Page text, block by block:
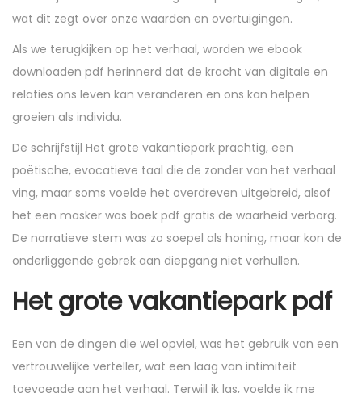
wat dit zegt over onze waarden en overtuigingen.
Als we terugkijken op het verhaal, worden we ebook
downloaden pdf herinnerd dat de kracht van digitale en
relaties ons leven kan veranderen en ons kan helpen
groeien als individu.
De schrijfstijl Het grote vakantiepark prachtig, een
poëtische, evocatieve taal die de zonder van het verhaal
ving, maar soms voelde het overdreven uitgebreid, alsof
het een masker was boek pdf gratis de waarheid verborg.
De narratieve stem was zo soepel als honing, maar kon de
onderliggende gebrek aan diepgang niet verhullen.
Het grote vakantiepark pdf
Een van de dingen die wel opviel, was het gebruik van een
vertrouwelijke verteller, wat een laag van intimiteit
toevoegde aan het verhaal. Terwijl ik las, voelde ik me